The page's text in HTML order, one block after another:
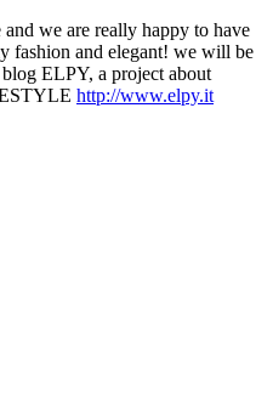
we are really happy to have
fashion and elegant! we will be
ELPY, a project about
http://www.elpy.it